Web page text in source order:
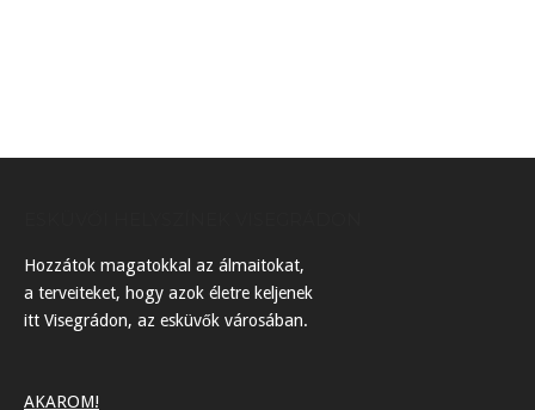
Hozzátok magatokkal az álmaitokat,
a terveiteket, hogy azok életre keljenek
itt Visegrádon, az esküvők városában.
AKAROM!